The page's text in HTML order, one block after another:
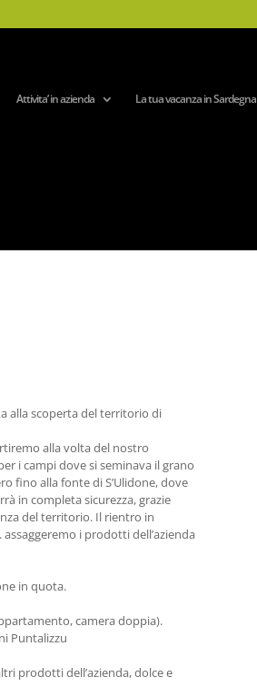
Attivita’ in azienda La tua vacanza in Sardegna
alla scoperta del territorio di
alla volta del nostro
i campi dove si seminava il grano
fino alla fonte di S’Ulidone, dove
in completa sicurezza, grazie
del territorio. Il rientro in
i prodotti dell’azienda
in quota.
camera doppia).
Puntalizzu
prodotti dell’azienda, dolce e